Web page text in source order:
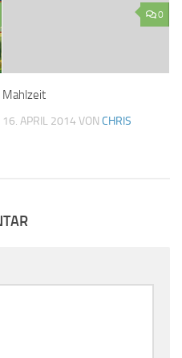
0
Mahlzeit
16. APRIL 2014 VON CHRIS